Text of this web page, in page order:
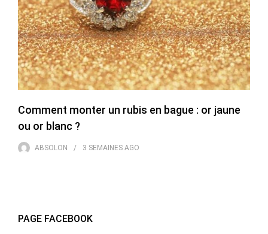
Comment monter un rubis en bague : or jaune
ou or blanc ?
ABSOLON 3 SEMAINES AGO
PAGE FACEBOOK